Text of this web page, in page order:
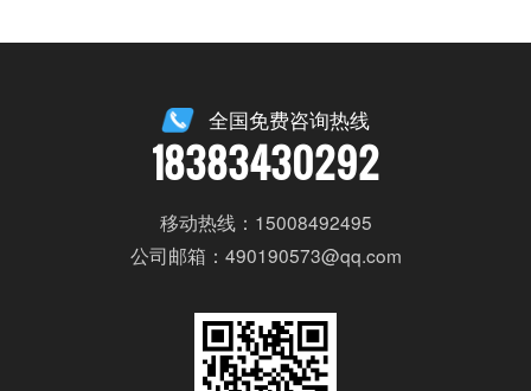
全国免费咨询热线
18383430292
移动热线：15008492495
公司邮箱：490190573@qq.com